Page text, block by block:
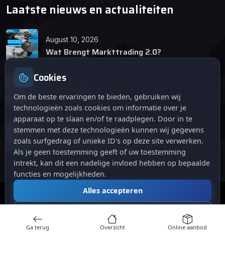
Laatste nieuws en actualiteiten
August 10, 2026
Wat Brengt Markttrading 2.0?
Tips en Tricks
April 12, 2026
De opkomst van Markttrading 2.0: Een
revolutie in online handelen.
Markttrading. Alle rechten voorbehouden.
Cookies
Om de beste ervaringen te bieden, gebruiken wij
technologieën zoals cookies om informatie over je
apparaat op te slaan en/of te raadplegen. Door in te
stemmen met deze technologieën kunnen wij gegevens
zoals surfgedrag of unieke ID's op deze site verwerken.
Als je geen toestemming geeft of uw toestemming
intrekt, kan dit een nadelige invloed hebben op bepaalde
functies en mogelijkheden.
Alles accepteren
Alles afwijzen
Ga terug Overzicht Online aanbod